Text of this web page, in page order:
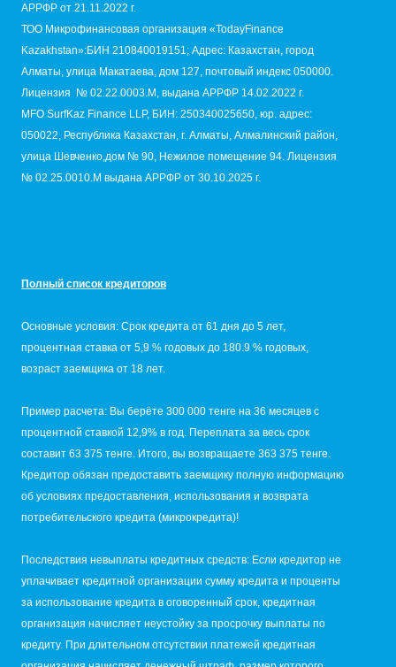
АРРФР от 21.11.2022 г.
ТОО Микрофинансовая организация «TodayFinance
Kazakhstan»:БИН 210840019151; Адрес: Казахстан, город
Алматы, улица Макатаева, дом 127, почтовый индекс 050000.
Лицензия № 02.22.0003.М, выдана АРРФР 14.02.2022 г.
MFO SurfKaz Finance LLP, БИН: 250340025650, юр. адрес:
050022, Республика Казахстан, г. Алматы, Алмалинский район,
улица Шевченко,дом № 90, Нежилое помещение 94. Лицензия
№ 02.25.0010.M выдана АРРФР от 30.10.2025 г.
Полный список кредиторов
Основные условия: Срок кредита от 61 дня до 5 лет,
процентная ставка от 5,9 % годовых до 180.9 % годовых,
возраст заемщика от 18 лет.
Пример расчета: Вы берёте 300 000 тенге на 36 месяцев с
процентной ставкой 12,9% в год. Переплата за весь срок
составит 63 375 тенге. Итого, вы возвращаете 363 375 тенге.
Кредитор обязан предоставить заемщику полную информацию
об условиях предоставления, использования и возврата
потребительского кредита (микрокредита)!
Последствия невыплаты кредитных средств: Если кредитор не
уплачивает кредитной организации сумму кредита и проценты
за использование кредита в оговоренный срок, кредитная
организация начисляет неустойку за просрочку выплаты по
кредиту. При длительном отсутствии платежей кредитная